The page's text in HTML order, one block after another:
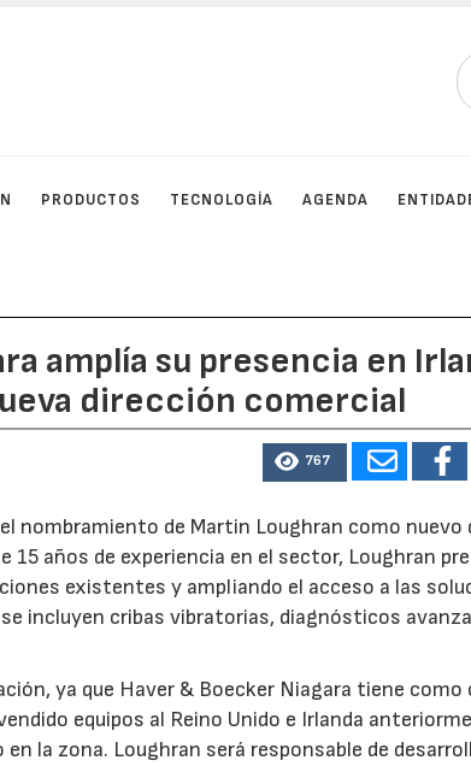
PRODUCTOS TECNOLOGÍA AGENDA
amplía su presencia en
dirección comercial
767
nombramiento de Martin Loughran como
15 años de experiencia en el sector, Loughran
existentes y ampliando el acceso a las
incluyen cribas vibratorias, diagnósticos
ya que Haver & Boecker Niagara tiene
equipos al Reino Unido e Irlanda
la zona. Loughran será responsable de